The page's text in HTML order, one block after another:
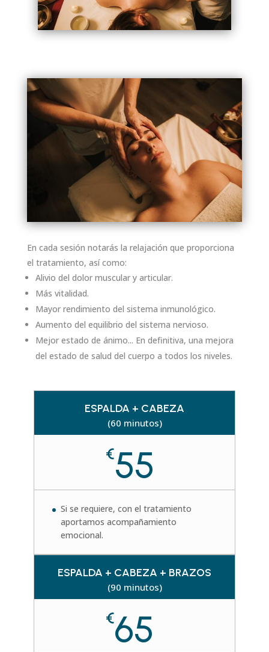
En cada sesión notarás la relajación que proporciona
el tratamiento, así como:
Alivio del dolor muscular y articular.
Más vitalidad.
Mayor rendimiento del sistema inmunológico.
Aumento del equilibrio del sistema nervioso.
Mejor estado de ánimo... En definitiva, una mejora
del estado de salud del cuerpo a todos los niveles.
ESPALDA + CABEZA
(60 minutos)
€55
Si se requiere, con el tratamiento
aportamos acompañamiento
emocional.
ESPALDA + CABEZA + BRAZOS
(90 minutos)
€65